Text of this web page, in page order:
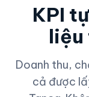
KPI
liệu
Doanh thu,
cả được